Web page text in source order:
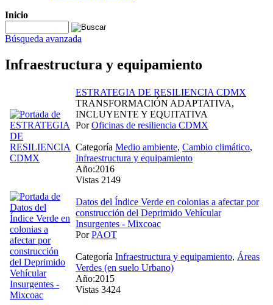
Inicio
Búsqueda avanzada
Infraestructura y equipamiento
ESTRATEGIA DE RESILIENCIA CDMX
TRANSFORMACIÓN ADAPTATIVA,
INCLUYENTE Y EQUITATIVA
PorOficinas de resiliencia CDMX
Categoría Medio ambiente, Cambio climático,
Infraestructura y equipamiento
Año:2016
Vistas 2149
Datos del Índice Verde en colonias a afectar por
construcción del Deprimido Vehícular
Insurgentes - Mixcoac
PorPAOT
Categoría Infraestructura y equipamiento, Áreas
Verdes (en suelo Urbano)
Año:2015
Vistas 3424